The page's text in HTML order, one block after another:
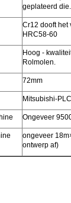
geplateerd die.
Cr12 dooft het
HRC58-60
Hoog -
Rolmolen.
72mm
Mitsubishi-
Ongeveer
ongeveer
ontwerp af)